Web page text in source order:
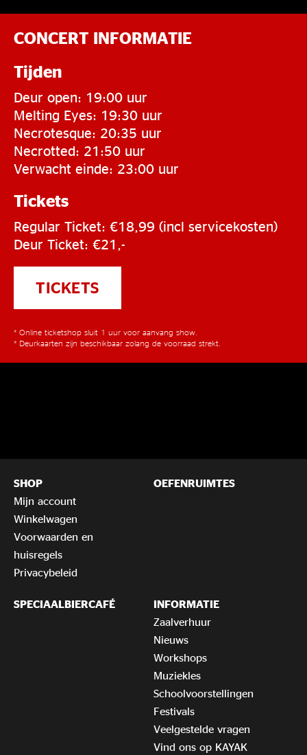
CONCERT INFORMATIE
Tijden
Deur open: 19:00 uur
Melting Eyes: 19:30 uur
Necrotesque: 20:35 uur
Necrotted: 21:50 uur
Verwacht einde: 23:00 uur
Tickets
Regular Ticket: €18,99 (incl servicekosten)
Deur Ticket: €21,-
TICKETS
* Online ticketshop sluit 1 uur voor aanvang show.
* Deurkaarten zijn beschikbaar zolang de voorraad strekt.
SHOP
Mijn account
Winkelwagen
Voorwaarden en
huisregels
Privacybeleid
OEFENRUIMTES
SPECIAALBIERCAFÉ
INFORMATIE
Zaalverhuur
Nieuws
Workshops
Muziekles
Schoolvoorstellingen
Festivals
Veelgestelde vragen
Vind ons op KAYAK